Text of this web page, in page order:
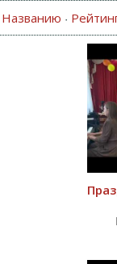
Названию ·